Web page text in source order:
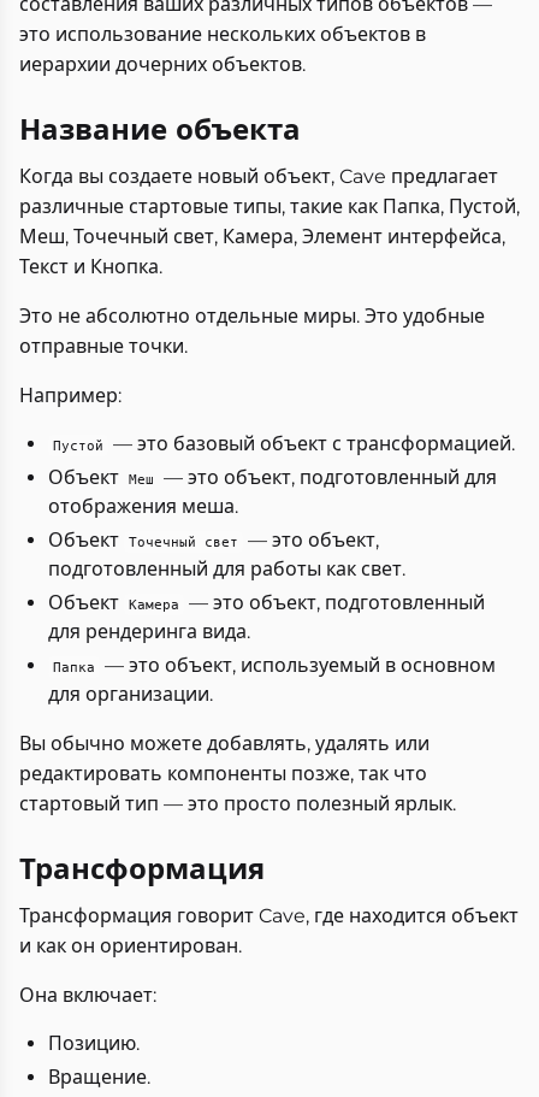
это использование нескольких объектов в
иерархии дочерних объектов.
Название объекта
Когда вы создаете новый объект, Cave предлагает
различные стартовые типы, такие как Папка, Пустой,
Меш, Точечный свет, Камера, Элемент интерфейса,
Текст и Кнопка.
Это не абсолютно отдельные миры. Это удобные
отправные точки.
Например:
Пустой
— это базовый объект с трансформацией.
Объект Меш
— это объект, подготовленный для
отображения меша.
Объект Точечный свет
— это объект,
подготовленный для работы как свет.
Объект Камера
— это объект, подготовленный
для рендеринга вида.
Папка
— это объект, используемый в основном
для организации.
Вы обычно можете добавлять, удалять или
редактировать компоненты позже, так что
стартовый тип — это просто полезный ярлык.
Трансформация
Трансформация говорит Cave, где находится объект
и как он ориентирован.
Она включает:
Позицию.
Вращение.